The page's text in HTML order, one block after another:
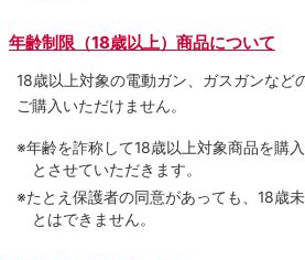
年齢制限（18歳以上）商品について
18歳以上対象の電動ガン、ガスガンなど
ご購入いただけません。
※年齢を詐称して18歳以上対象商品を購
とさせていただきます。
※たとえ保護者の同意があっても、18歳
とはできません。